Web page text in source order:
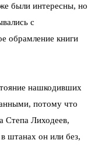
были интересны, но
с
обрамление книги
нашкодивших
потому что
Степа Лиходеев,
штанах он или без,